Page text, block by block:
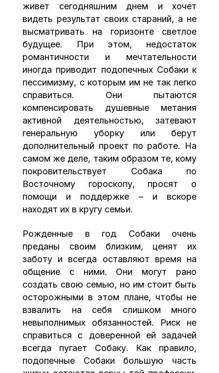
живет сегодняшним днем и хочет
видеть результат своих стараний, а не
высматривать на горизонте светлое
будущее. При этом, недостаток
романтичности и мечтательности
иногда приводит подопечных Собаки к
пессимизму, с которым им не так легко
справиться. Они пытаются
компенсировать душевные метания
активной деятельностью, затевают
генеральную уборку или берут
дополнительный проект по работе. На
самом же деле, таким образом те, кому
покровительствует Собака по
Восточному гороскопу, просят о
помощи и поддержке – и вскоре
находят их в кругу семьи.
Рожденные в год Собаки очень
преданы своим близким, ценят их
заботу и всегда оставляют время на
общение с ними. Они могут рано
создать свою семью, но им стоит быть
осторожными в этом плане, чтобы не
взвалить на себя слишком много
невыполнимых обязанностей. Риск не
справиться с доверенной ей задачей
всегда пугает Собаку. Как правило,
подопечные Собаки большую часть